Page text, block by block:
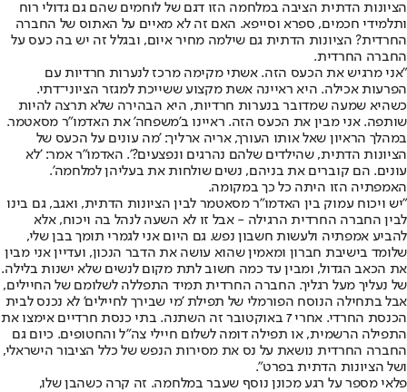
הציונות הדתית הציבה במלחמה הזו דגם של לוחמים שהם גם גדולי רוח
ותלמידי חכמים, ספרא וסייפא. האם זה לא מאיים על האתוס של החברה
החרדית? הציונות הדתית גם שילמה מחיר איום, ובגלל זה יש בה כעס על
החברה החרדית.
"אני מרגיש את הכעס הזה. אשתי מקימה מרכז לנערות חרדיות עם
הפרעות אכילה. היא ראיינה אשת מקצוע ששייכת למגזר הציוני־דתי.
כשהיא שמעה שמדובר בנערות חרדיות, היא הבהירה שלא תרצה להיות
שותפה. אני מבין את הכעס הזה. ראיינו ב'משפחה' את האדמו"ר מסאטמר.
במהלך הראיון שאל אותו העורך, אריה ארליך: 'מה עונים על הכעס של
הציונות הדתית, שהילדים שלהם נהרגים ונפצעים?'. האדמו"ר אמר: 'לא
עונים. הם קוברים את בניהם, נשים שולחות את בעליהן למלחמה'.
האמפתיה הזו היתה כל כך במקומה.
"יש ויכוח עמוק בין האדמו"ר מסאטמר לבין הציונות הדתית, ואגב, גם בינו
לבין החברה החרדית הרגילה - אבל זו לא השעה לנהל בה ויכוח, אלא
להביע אמפתיה ולעשות חשבון נפש. גם היום אני לגמרי תומך בבן שלי,
שלומד בישיבת חברון ומאמין שהוא עושה את הדבר הנכון, ועדיין אני מבין
את הכאב הגדול, ומבין עד כמה חשוב לתת מקום לנשים שלא ישנות בלילה.
של נעליך מעל רגליך. החברה החרדית תמיד התפללה לשלומם של החיילים,
אבל בתחילה הנוסח הפורמלי של תפילת 'מי שבירך לחיילים' לא נכנס לבית
הכנסת החרדי. אחרי 7 באוקטובר זה השתנה. בתי כנסת חרדיים אימצו את
התפילה הרשמית, או תפילה דומה לשלום חיילי צה"ל והחטופים. כיום גם
החברה החרדית נושאת על נס את מסירות הנפש של כלל הציבור הישראלי,
ושל הציונות הדתית בפרט".
פלאי מספר על רגע מכונן נוסף שעבר במלחמה. זה קרה כשהבן שלו,